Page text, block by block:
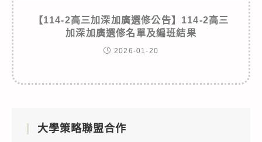
【114-2高三加深加廣選修公告】114-2高三
加深加廣選修名單及編班結果
2026-01-20
大學策略聯盟合作